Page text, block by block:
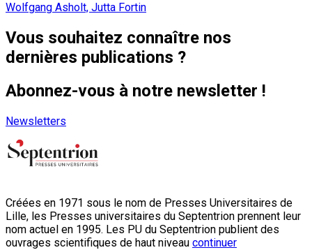
Wolfgang Asholt, Jutta Fortin
Vous souhaitez connaître nos
dernières publications ?
Abonnez-vous à notre newsletter !
Newsletters
Créées en 1971 sous le nom de Presses Universitaires de
Lille, les Presses universitaires du Septentrion prennent leur
nom actuel en 1995. Les PU du Septentrion publient des
ouvrages scientifiques de haut niveau continuer